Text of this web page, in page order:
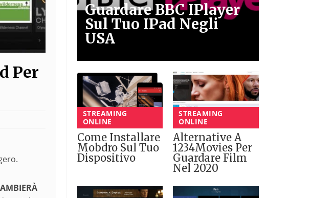
Per
Guardare BBC IPlayer
Sul Tuo IPad Negli
USA
STREAMING
ONLINE
Come Installare
Mobdro Sul Tuo
Dispositivo
STREAMING
ONLINE
Alternative A
1234Movies Per
Guardare Film
Nel 2020